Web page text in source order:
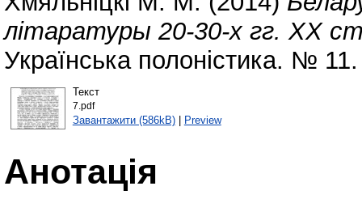
літаратуры 20-30-х гг. ХХ
Українська полоністика. №
Текст
7.pdf
Завантажити (586kB)| Preview
Анотація